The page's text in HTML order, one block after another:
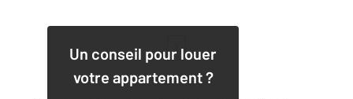
Un conseil pour louer
votre appartement ?
1